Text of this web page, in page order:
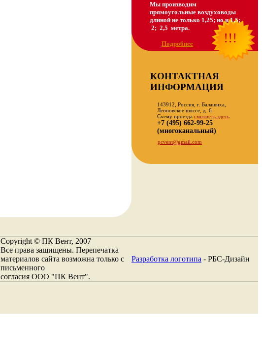
Мы производим
прямоугольные воздуховоды
длиной не только 1,25; но и 1,5;
2; 2,5 метра.
Подробнее !!!
КОНТАКТНАЯ
ИНФОРМАЦИЯ
143912, Россия, г. Балашиха,
Леоновское шоссе, д. 6
Схему проезда смотреть здесь.
+7 (495) 662-99-25
(многоканальный)
pcvent@gmail.com
Copyright © ПК Вент, 2007
Все права защищены. Перепечатка
материалов сайта возможна только с
письменного
согласия ООО "ПК Вент".
Разработка логотипа - РБС-Дизайн